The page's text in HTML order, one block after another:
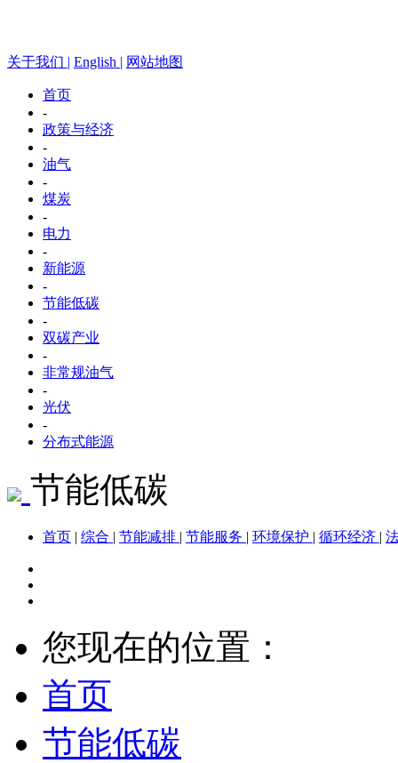
关于我们 | English | 网站地图
首页
-
政策与经济
-
油气
-
煤炭
-
电力
-
新能源
-
节能低碳
-
双碳产业
-
非常规油气
-
光伏
-
分布式能源
节能低碳
首页 | 综合 | 节能减排 | 节能服务 | 环境保护 | 循环经济 |
您现在的位置：
首页
节能低碳